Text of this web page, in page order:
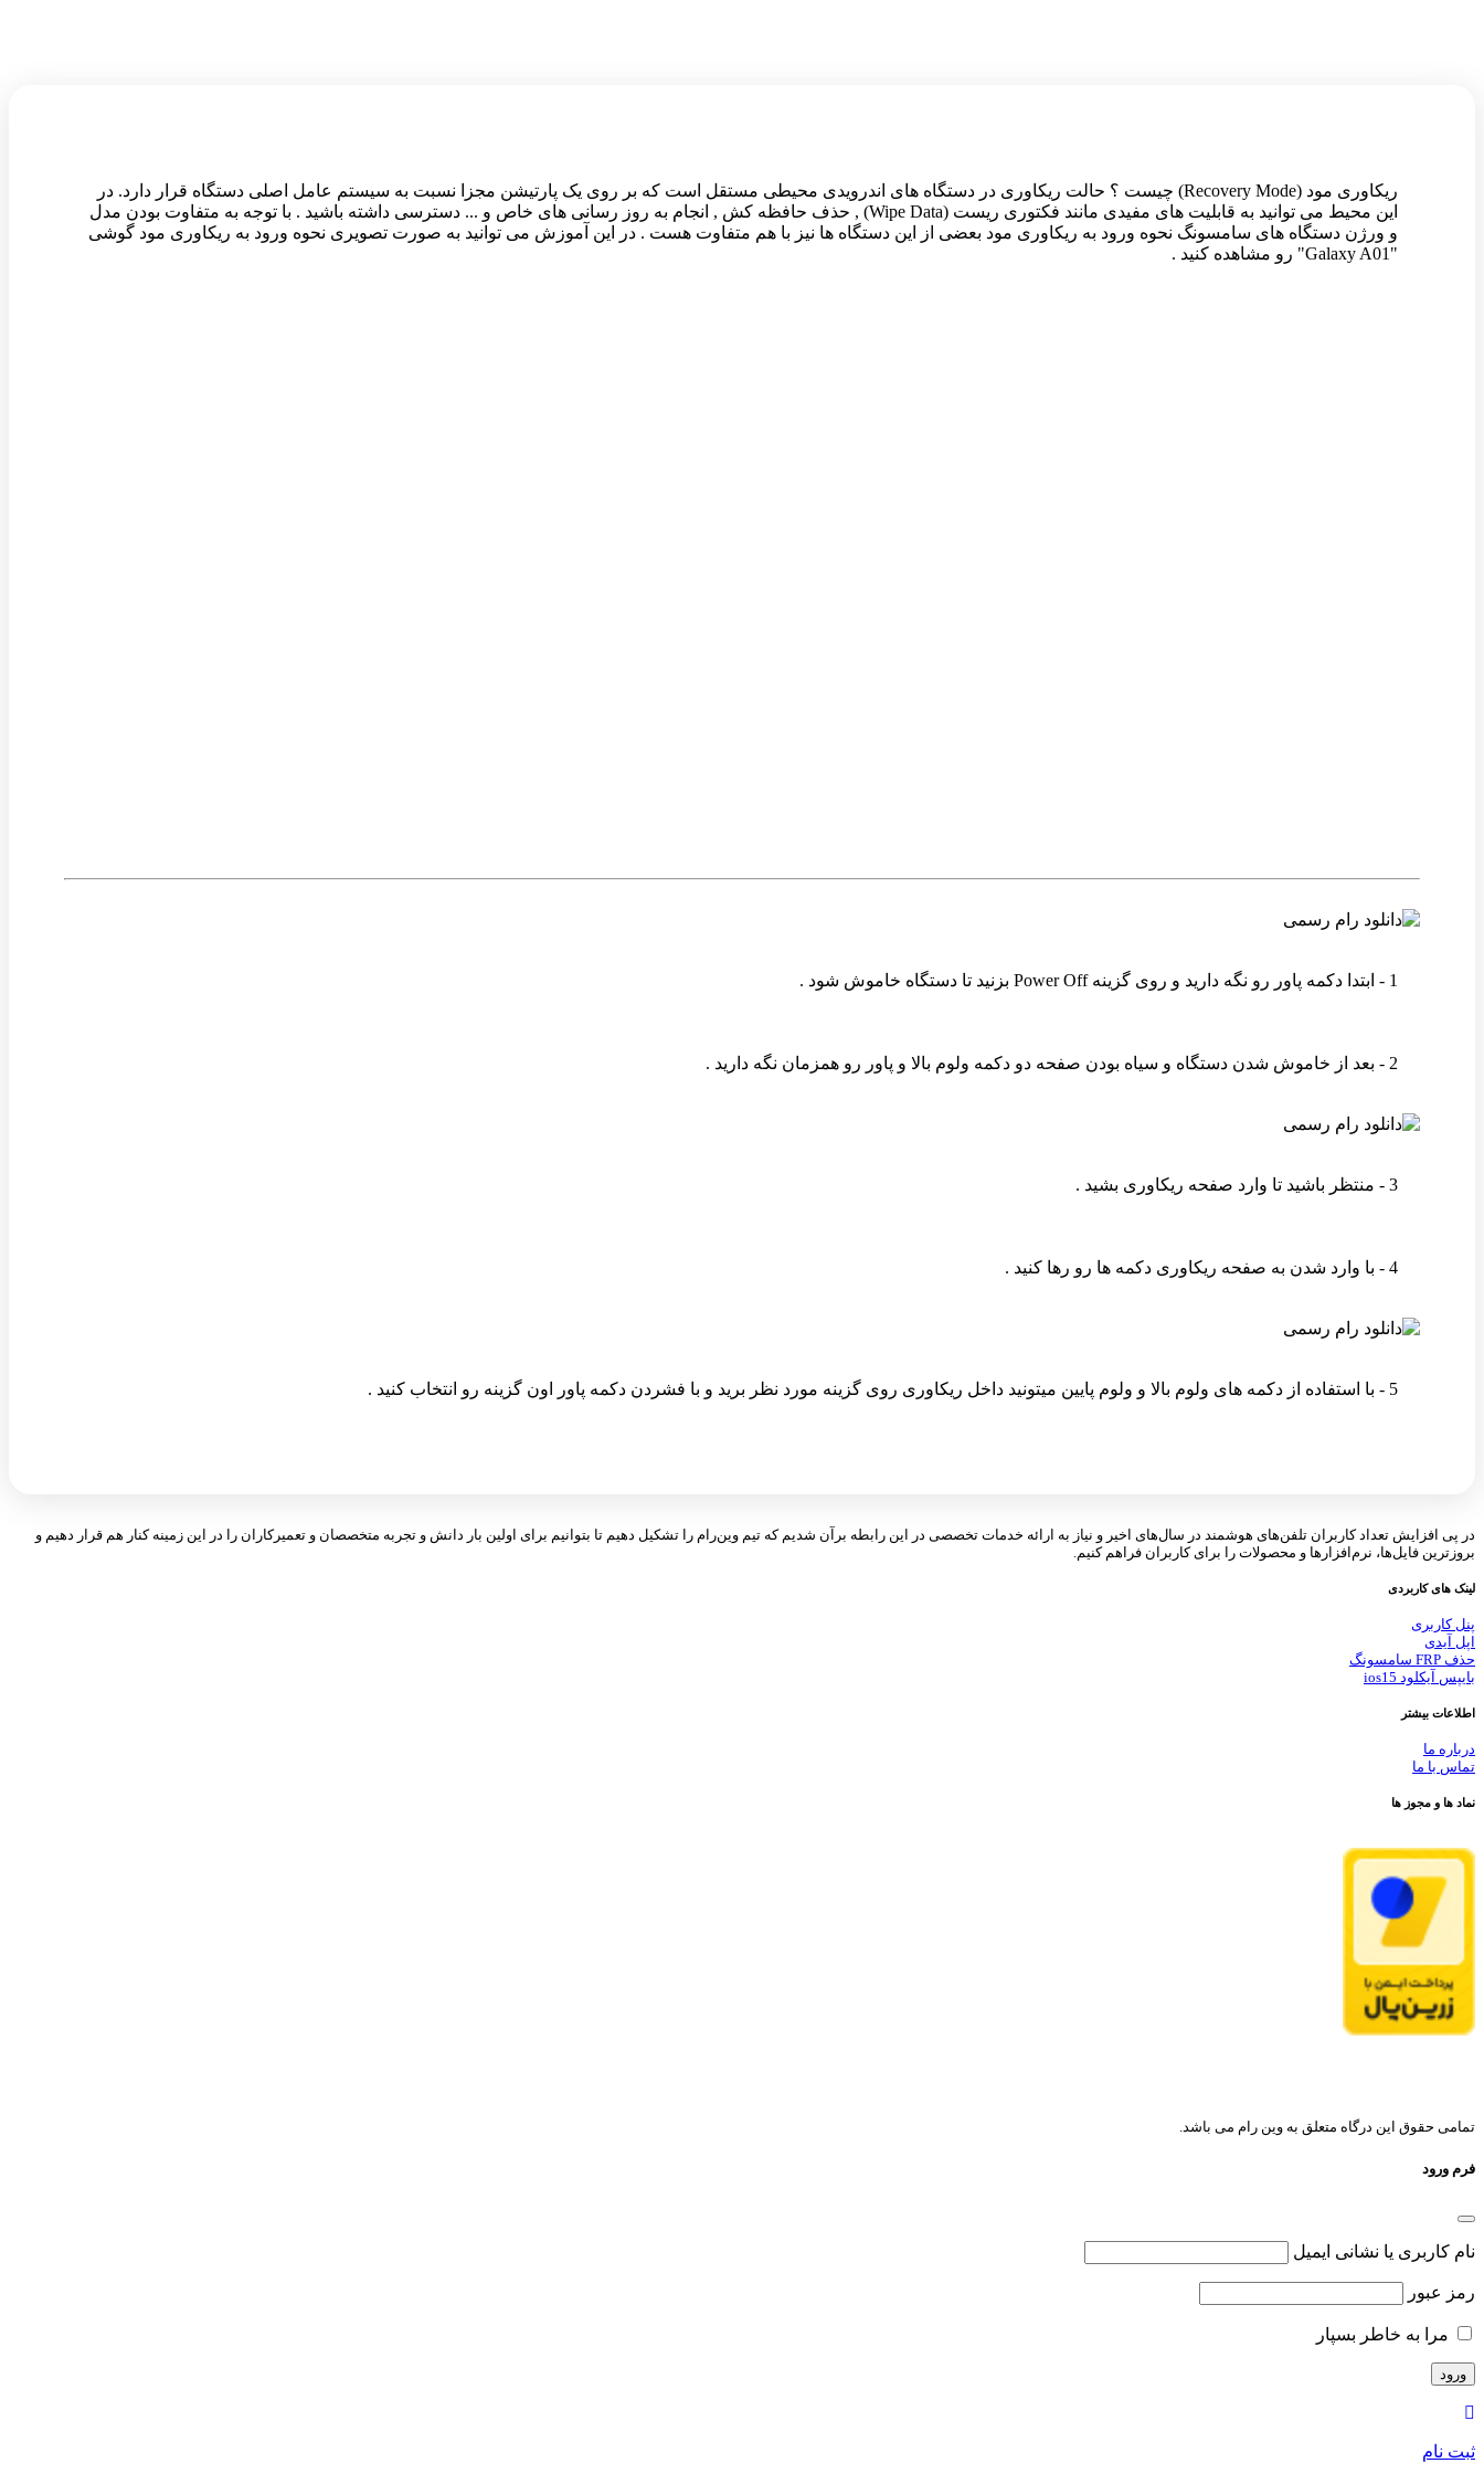
ریکاوری مود (Recovery Mode) چیست ؟ حالت ریکاوری در دستگاه های اندرویدی محیطی مستقل است که بر روی یک پارتیشن مجزا نسبت به سیستم عامل اصلی دستگاه قرار دارد. در
این محیط می توانید به قابلیت های مفیدی مانند فکتوری ریست (Wipe Data) , حذف حافظه کش , انجام به روز رسانی های خاص و ... دسترسی داشته باشید . با توجه به متفاوت بودن مدل
و ورژن دستگاه های سامسونگ نحوه ورود به ریکاوری مود بعضی از این دستگاه ها نیز با هم متفاوت هست . در این آموزش می توانید به صورت تصویری نحوه ورود به ریکاوری مود گوشی
"Galaxy A01" رو مشاهده کنید .
1 - ابتدا دکمه پاور رو نگه دارید و روی گزینه Power Off بزنید تا دستگاه خاموش شود .
2 - بعد از خاموش شدن دستگاه و سیاه بودن صفحه دو دکمه ولوم بالا و پاور رو همزمان نگه دارید .
3 - منتظر باشید تا وارد صفحه ریکاوری بشید .
4 - با وارد شدن به صفحه ریکاوری دکمه ها رو رها کنید .
5 - با استفاده از دکمه های ولوم بالا و ولوم پایین میتونید داخل ریکاوری روی گزینه مورد نظر برید و با فشردن دکمه پاور اون گزینه رو انتخاب کنید .
در پی افزایش تعداد کاربران تلفن‌های هوشمند در سال‌های اخیر و نیاز به ارائه خدمات تخصصی در این رابطه برآن شدیم که تیم وین‌رام را تشکیل دهیم تا بتوانیم برای اولین بار دانش و تجربه متخصصان و تعمیرکاران را در این زمینه کنار هم قرار دهیم و
بروزترین فایل‌ها، نرم‌افزارها و محصولات را برای کاربران فراهم کنیم.
لینک های کاربردی
پنل کاربری
اپل آیدی
حذف FRP سامسونگ
بایپس آیکلود ios15
اطلاعات بیشتر
درباره ما
تماس با ما
نماد ها و مجوز ها
تمامی حقوق این درگاه متعلق به وین رام می باشد.
فرم ورود
نام کاربری یا نشانی ایمیل
رمز عبور
مرا به خاطر بسپار
ثبت نام